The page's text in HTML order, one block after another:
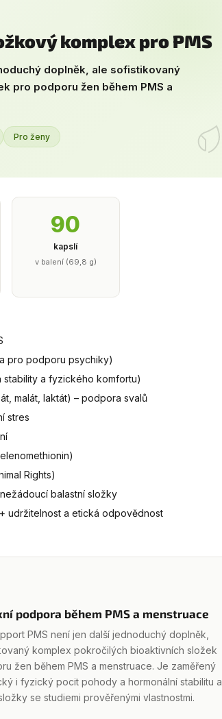
komplex pro PMS
doplněk, ale sofistikovaný
pro podporu žen během PMS a
Pro ženy
90
kapslí
v balení (69,8 g)
pro podporu psychiky)
a fyzického komfortu)
malát, laktát) – podpora svalů
stres
Rights)
balastní složky
udržitelnost a etická odpovědnost
podpora během PMS a menstruace
PMS není jen další jednoduchý doplněk,
komplex pokročilých bioaktivních složek
žen během PMS a menstruace. Je zaměřený
i fyzický pocit pohody a hormonální stabilitu a
se studiemi prověřenými vlastnostmi.